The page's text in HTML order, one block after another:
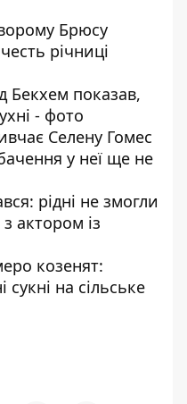
Брюсу
річниці
Бекхем показав,
- фото
Селену Гомес
у неї ще не
рідні не змогли
актором із
козенят:
сукні на сільське